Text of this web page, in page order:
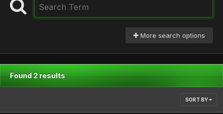
More search options
Found 2 results
SORT BY